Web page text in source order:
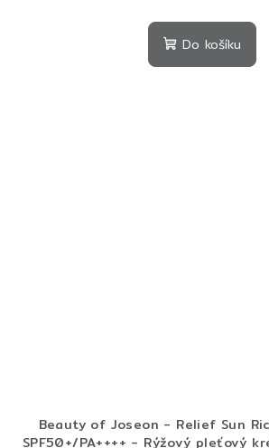
Do košíku
Beauty of Joseon - Relief Sun
SPF50+/PA++++ - Rýžový pleťový